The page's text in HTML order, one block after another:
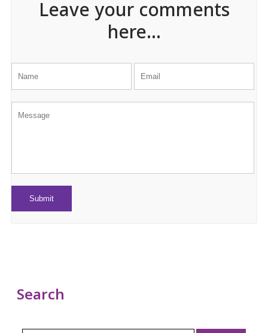
Leave your comments
here...
Search